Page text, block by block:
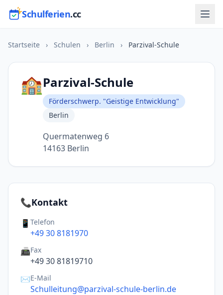
Schulferien.cc
Startseite › Schulen › Berlin › Parzival-Schule
🏫Parzival-Schule
Förderschwerp. "Geistige Entwicklung"
Berlin
Quermatenweg 6
14163 Berlin
📞Kontakt
📱 Telefon
+49 30 8181970
📠Fax
+49 30 81819710
✉️E-Mail
Schulleitung@parzival-schule-berlin.de